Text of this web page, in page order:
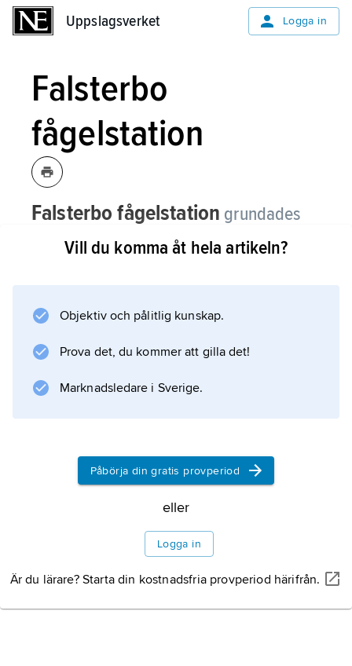
Uppslagsverket Logga in
Falsterbo
fågelstation
Falsterbo fågelstation grundades
1954 för vetenskapliga studier av
svenska fåglars flyttningsvanor.
sedan 1947, och i dag ringmärks 20 000–30
rapporteras återfunna.
Litteraturanvisning
Information om artikeln
Vill du komma åt hela artikeln?
Objektiv och pålitlig kunskap.
Prova det, du kommer att gilla det!
Marknadsledare i Sverige.
Påbörja din gratis provperiod
eller
Logga in
Är du lärare? Starta din kostnadsfria provperiod härifrån.